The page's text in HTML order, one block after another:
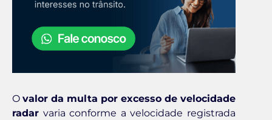
O valor da multa por excesso de velocidade
radar varia conforme a velocidade registrada